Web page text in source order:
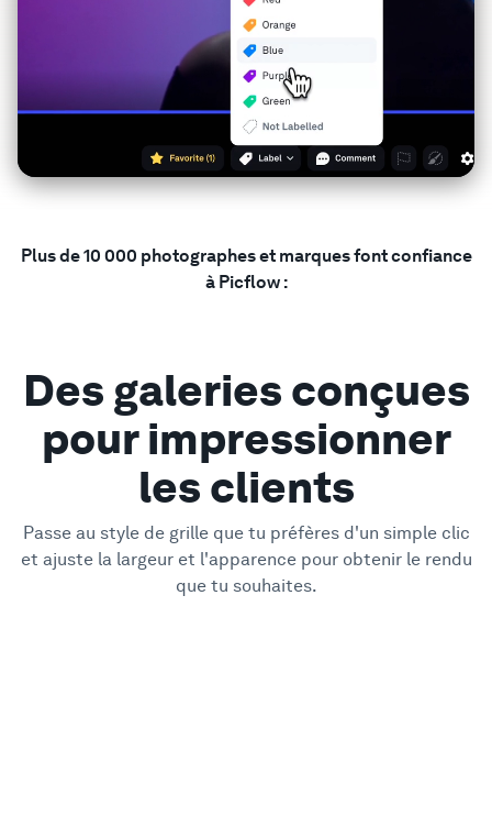
Apprendre
Soutien
Plus de 10 000 photographes et marques font confiance
à Picflow :
Des galeries conçues
pour impressionner
les clients
Passe au style de grille que tu préfères d'un simple clic
et ajuste la largeur et l'apparence pour obtenir le rendu
que tu souhaites.